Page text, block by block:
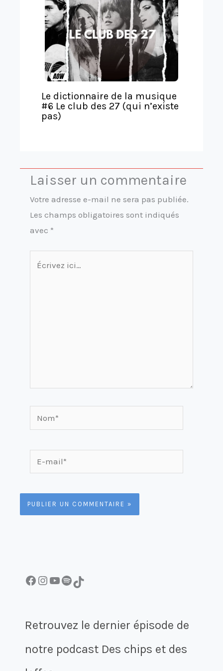
Le dictionnaire de la musique
#6 Le club des 27 (qui n’existe
pas)
Laisser un commentaire
Votre adresse e-mail ne sera pas publiée.
Les champs obligatoires sont indiqués
avec *
mail*
Facebook InstagramYouTube Spotify TikTok
Retrouvez le dernier épisode de
notre podcast Des chips et des